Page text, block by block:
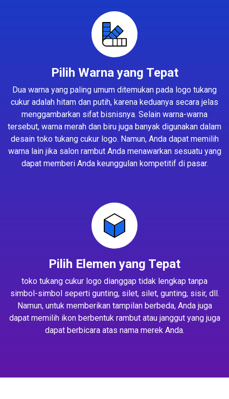
Pilih Warna yang Tepat
Dua warna yang paling umum ditemukan pada logo tukang
cukur adalah hitam dan putih, karena keduanya secara jelas
menggambarkan sifat bisnisnya. Selain warna-warna
tersebut, warna merah dan biru juga banyak digunakan dalam
desain toko tukang cukur logo. Namun, Anda dapat memilih
warna lain jika salon rambut Anda menawarkan sesuatu yang
dapat memberi Anda keunggulan kompetitif di pasar.
Pilih Elemen yang Tepat
toko tukang cukur logo dianggap tidak lengkap tanpa
simbol-simbol seperti gunting, silet, silet, gunting, sisir, dll.
Namun, untuk memberikan tampilan berbeda, Anda juga
dapat memilih ikon berbentuk rambut atau janggut yang juga
dapat berbicara atas nama merek Anda.